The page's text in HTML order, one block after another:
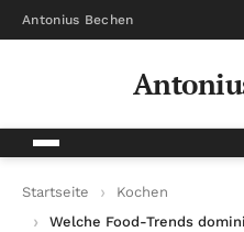
Antonius Bechen
Startseite
Kochen
Welche Food-Trends